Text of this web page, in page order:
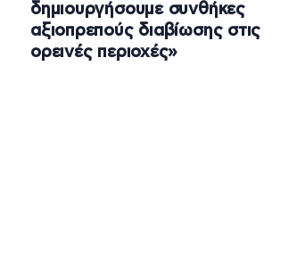
δημιουργήσουμε συνθήκες
αξιοπρεπούς διαβίωσης στις
ορεινές περιοχές»